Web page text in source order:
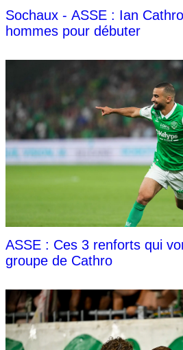
Sochaux - ASSE : Ian
hommes pour débuter
ASSE : Ces 3 renforts qui
groupe de Cathro